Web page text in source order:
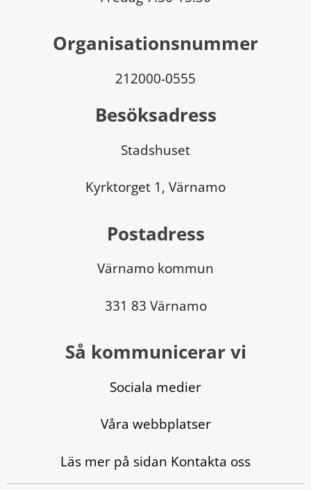
Organisationsnummer
212000-0555
Besöksadress
Stadshuset
Kyrktorget 1, Värnamo
Postadress
Värnamo kommun
331 83 Värnamo
Så kommunicerar vi
Sociala medier
Våra webbplatser
Läs mer på sidan Kontakta oss